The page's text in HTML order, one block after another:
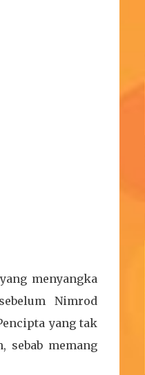
menyangka
Nimrod
yang tak
sebab memang